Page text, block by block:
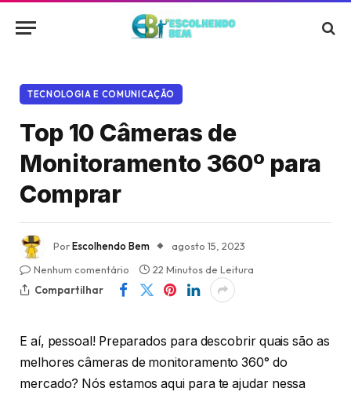
TECNOLOGIA E COMUNICAÇÃO
Top 10 Câmeras de
Monitoramento 360º para
Comprar
PorEscolhendo Bem
agosto 15, 2023
Nenhum comentário
22 Minutos de Leitura
Compartilhar
E aí, pessoal! Preparados para descobrir quais são as
melhores câmeras de monitoramento 360° do
mercado? Nós estamos aqui para te ajudar nessa